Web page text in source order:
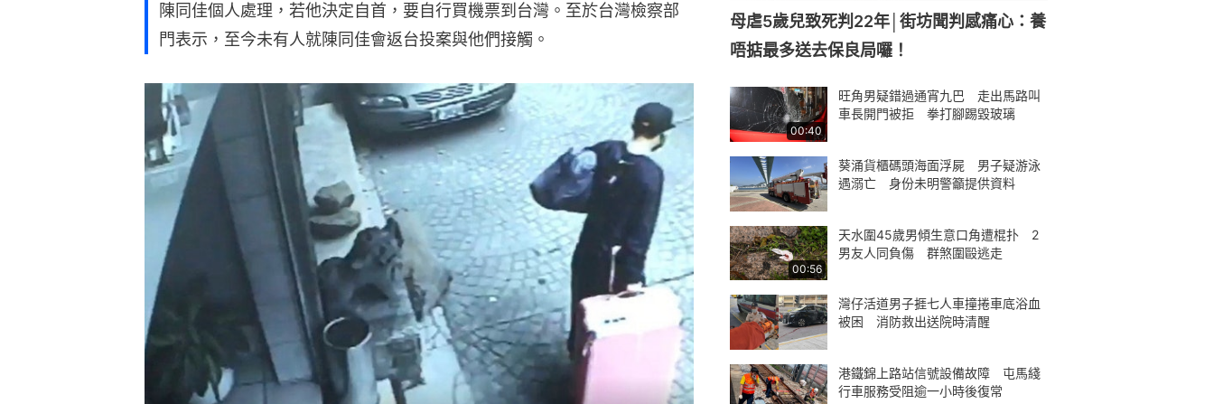
陳同佳個人處理，若他決定自首，要自行買機票到台灣。至於台灣檢察部
門表示，至今未有人就陳同佳會返台投案與他們接觸。
母虐5歲兒致死判22年│街坊聞判感痛心：養
唔掂最多送去保良局囉！
00:40
旺角男疑錯過通宵九巴 走出馬路叫
車長開門被拒 拳打腳踢毀玻璃
葵涌貨櫃碼頭海面浮屍 男子疑游泳
遇溺亡 身份未明警籲提供資料
00:56
天水圍45歲男傾生意口角遭棍扑 2
男友人同負傷 群煞圍毆逃走
灣仔活道男子捱七人車撞捲車底浴血
被困 消防救出送院時清醒
港鐵錦上路站信號設備故障 屯馬綫
行車服務受阻逾一小時後復常